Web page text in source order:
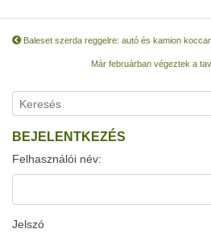
Baleset szerda reggelre: autó és kamion
Már februárban végeztek a
BEJELENTKEZÉS
Felhasználói név:
Jelszó